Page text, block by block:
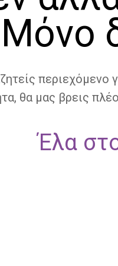
Μόνο
περιεχόμενο
θα μας βρεις
Έλα